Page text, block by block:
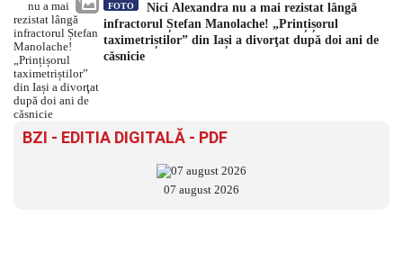
FOTO
Nici Alexandra nu a mai rezistat lângă
infractorul Ștefan Manolache! „Prințișorul
taximetriștilor” din Iași a divorţat după doi ani de
căsnicie
BZI - EDITIA DIGITALĂ - PDF
07 august 2026